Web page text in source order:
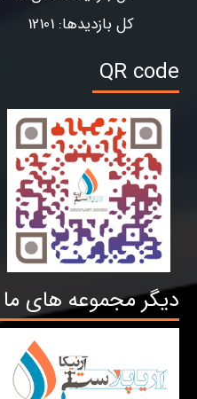
کل بازدیدها: 12101
QR code
دیگر مجموعه های ما